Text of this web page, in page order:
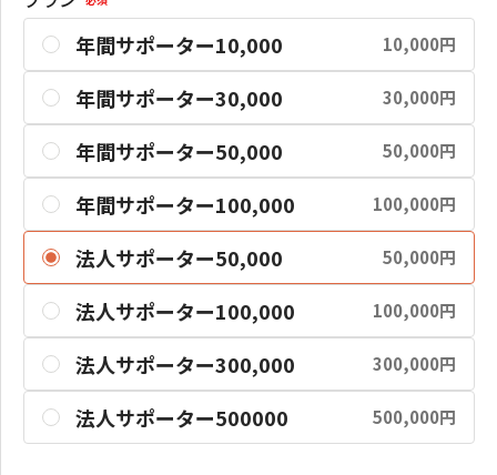
年間サポーター10,000 10,000円
年間サポーター30,000 30,000円
年間サポーター50,000 50,000円
年間サポーター100,000 100,000円
法人サポーター50,000 50,000円
法人サポーター100,000 100,000円
法人サポーター300,000 300,000円
法人サポーター500000 500,000円